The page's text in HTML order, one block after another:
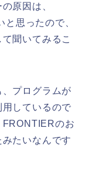
原因は、
思ったので、
聞いてみるこ
プログラムが
しているので
FRONTIERのお
たいなんです